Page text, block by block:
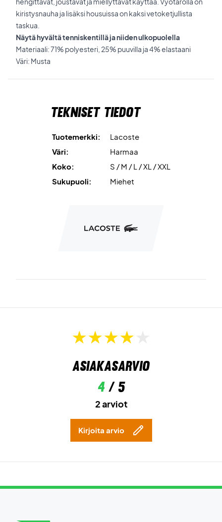
kiristysnauha ja lisäksi housuissa on kaksi vetoketjullista
taskua.
Näytä hyvältä tenniskentillä ja niiden ulkopuolella
Materiaali: 71% polyesteri, 25% puuvilla ja 4% elastaani
Väri: Musta
Tekniset tiedot
Tuotemerkki:
Lacoste
Väri:
Harmaa
Koko:
S / M / L / XL / XXL
Sukupuoli:
Miehet
Asiakasarvio
4/ 5
2 arviot
Kirjoita arvio